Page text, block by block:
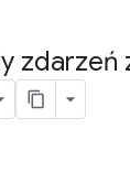
zdarzeń